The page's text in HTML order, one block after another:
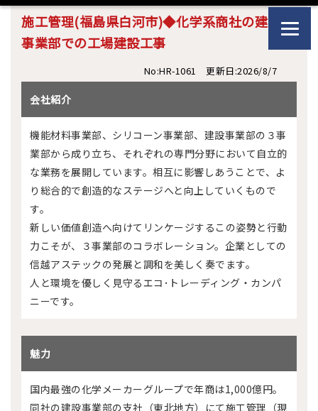
施工管理(福島県白河市)◆化学系商社の建設
事業部での工場建設工事
No:HR-1061 更新日:2026/8/7
会社紹介
機能材料事業部、シリコーン事業部、建設事業部の３事
業部から成り立ち、それぞれの専門分野において自立的
な業務を展開しています。相互に影響しあうことで、よ
り総合的で創造的なステージへと向上していくもので
す。
新しい価値創造へ向けてリンケージするこの姿勢と行動
力こそが、３事業部のコラボレーション。企業としての
信越アステックの発展と調和を美しく奏でます。
人と環境を優しく見守るエコ･トレーディング・カンパ
ニーです。
魅力
国内最強の化学メーカーグループで年商は1,000億円。
同社の建設事業部の支社（東北地方）にて施工管理（現